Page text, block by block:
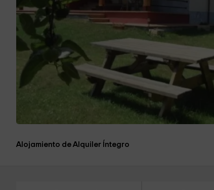
Alojamiento de Alquiler Íntegro